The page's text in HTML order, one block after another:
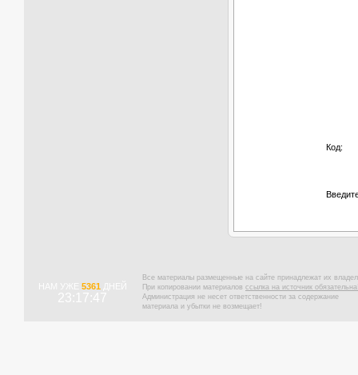
Код:
НАМ УЖЕ 5361ДНЕЙ
23:17:48
Все материалы размещенные на сайте принадлежат их
При копировании материалов ссылка на источник
Администрация не несет ответственности за содержание
материала и убытки не возмещает!